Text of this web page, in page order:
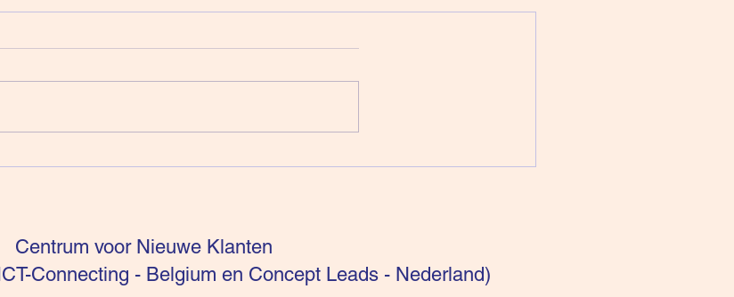
Centrum voor Nieuwe Klanten
Connecting - Belgium en Concept Leads - Nederland)